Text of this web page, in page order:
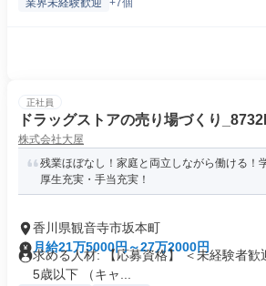
業界未経験歓迎 +7個
正社員
ドラッグストアの売り場づくり
株式会社大屋
残業ほぼなし！家庭と両立しながら働ける！
厚生充実・手当充実！
香川県観音寺市坂本町
月給21万5000円～27万2000円
求める人材: 【応募資格】 ＜未経験者歓
5歳以下 （キャ...